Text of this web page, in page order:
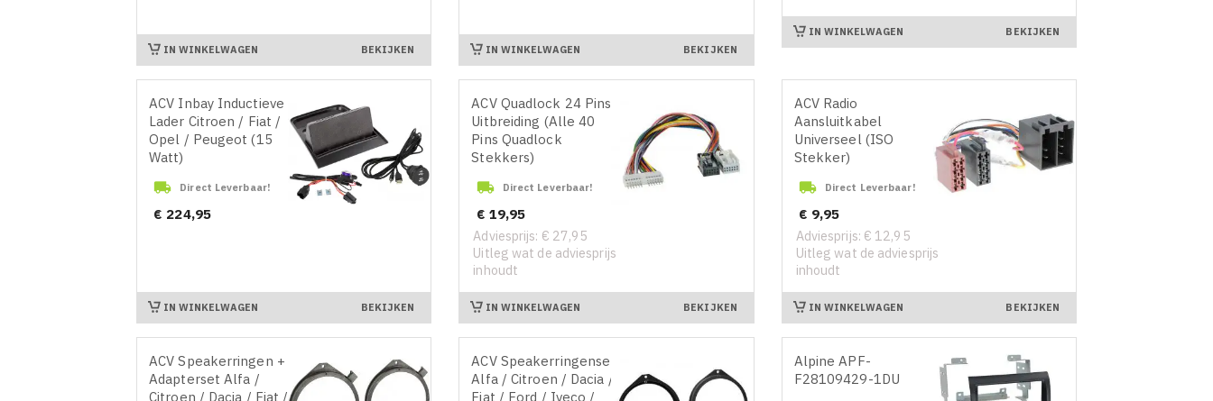
IN WINKELWAGEN BEKIJKEN IN WINKELWAGEN BEKIJKEN
IN WINKELWAGEN BEKIJKEN
ACV Inbay Inductieve
Lader Citroen / Fiat /
Opel / Peugeot (15
Watt)
 Direct Leverbaar!
Prijs
€ 224,95
IN WINKELWAGEN BEKIJKEN
ACV Quadlock 24 Pins
Uitbreiding (Alle 40
Pins Quadlock
Stekkers)
 Direct Leverbaar!
Prijs
€ 19,95
Adviesprijs: € 27,95
Uitleg wat de adviesprijs
inhoudt
IN WINKELWAGEN BEKIJKEN
ACV Radio
Aansluitkabel
Universeel (ISO
Stekker)
 Direct Leverbaar!
Prijs
€ 9,95
Adviesprijs: € 12,95
Uitleg wat de adviesprijs
inhoudt
IN WINKELWAGEN BEKIJKEN
ACV Speakerringen +
Adapterset Alfa /
Citroen / Dacia / Fiat /
ACV Speakerringenset
Alfa / Citroen / Dacia /
Fiat / Ford / Iveco /
Alpine APF-
F28109429-1DU